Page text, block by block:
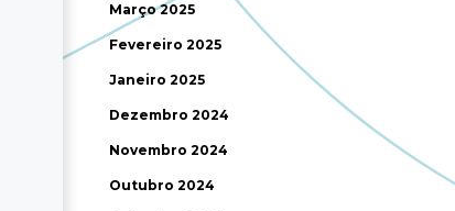
Março 2025
Fevereiro 2025
Janeiro 2025
Dezembro 2024
Novembro 2024
Outubro 2024